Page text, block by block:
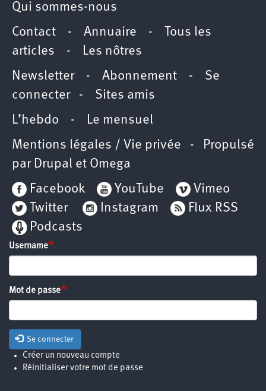
Qui sommes-nous
Contact - Annuaire -
Tous les
articles - Les nôtres
Newsletter- Abonnement - Se
connecter- Sites amis
L’hebdo - Le mensuel
Mentions légales / Vie privée - Propulsé
par Drupal et Omega
Facebook
YouTube
Vimeo
Twitter
Instagram
Flux RSS
Podcasts
Username
Mot de passe
Se connecter
Créer un nouveau compte
Réinitialiser votre mot de passe